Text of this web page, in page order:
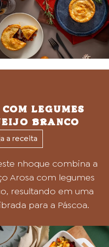
LEGUMES
BRANCO
a receita
nhoque combina a
Arosa com legumes
resultando em uma
para a Páscoa.